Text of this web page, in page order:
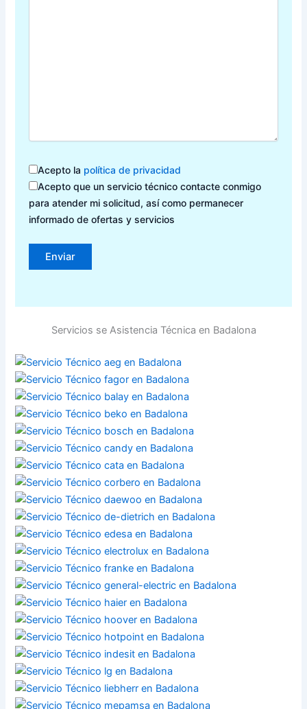
Acepto la política de privacidad
Acepto que un servicio técnico contacte conmigo
para atender mi solicitud, así como permanecer
informado de ofertas y servicios
Servicios se Asistencia Técnica en Badalona